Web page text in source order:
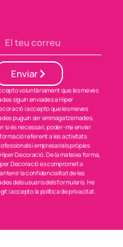
Enviar
voluntàriament que les meves
siguin enviades a Hiper
i accepto que les meves
puguin ser emmagatzemades,
si és necessari, poder-me enviar
referent a les activitats
i empresarials pròpies
Decoració. De la mateixa forma,
Decoració es compromet a
la confidencialitat de les
dels usuaris dels formularis. He
i accepto la política de privacitat.